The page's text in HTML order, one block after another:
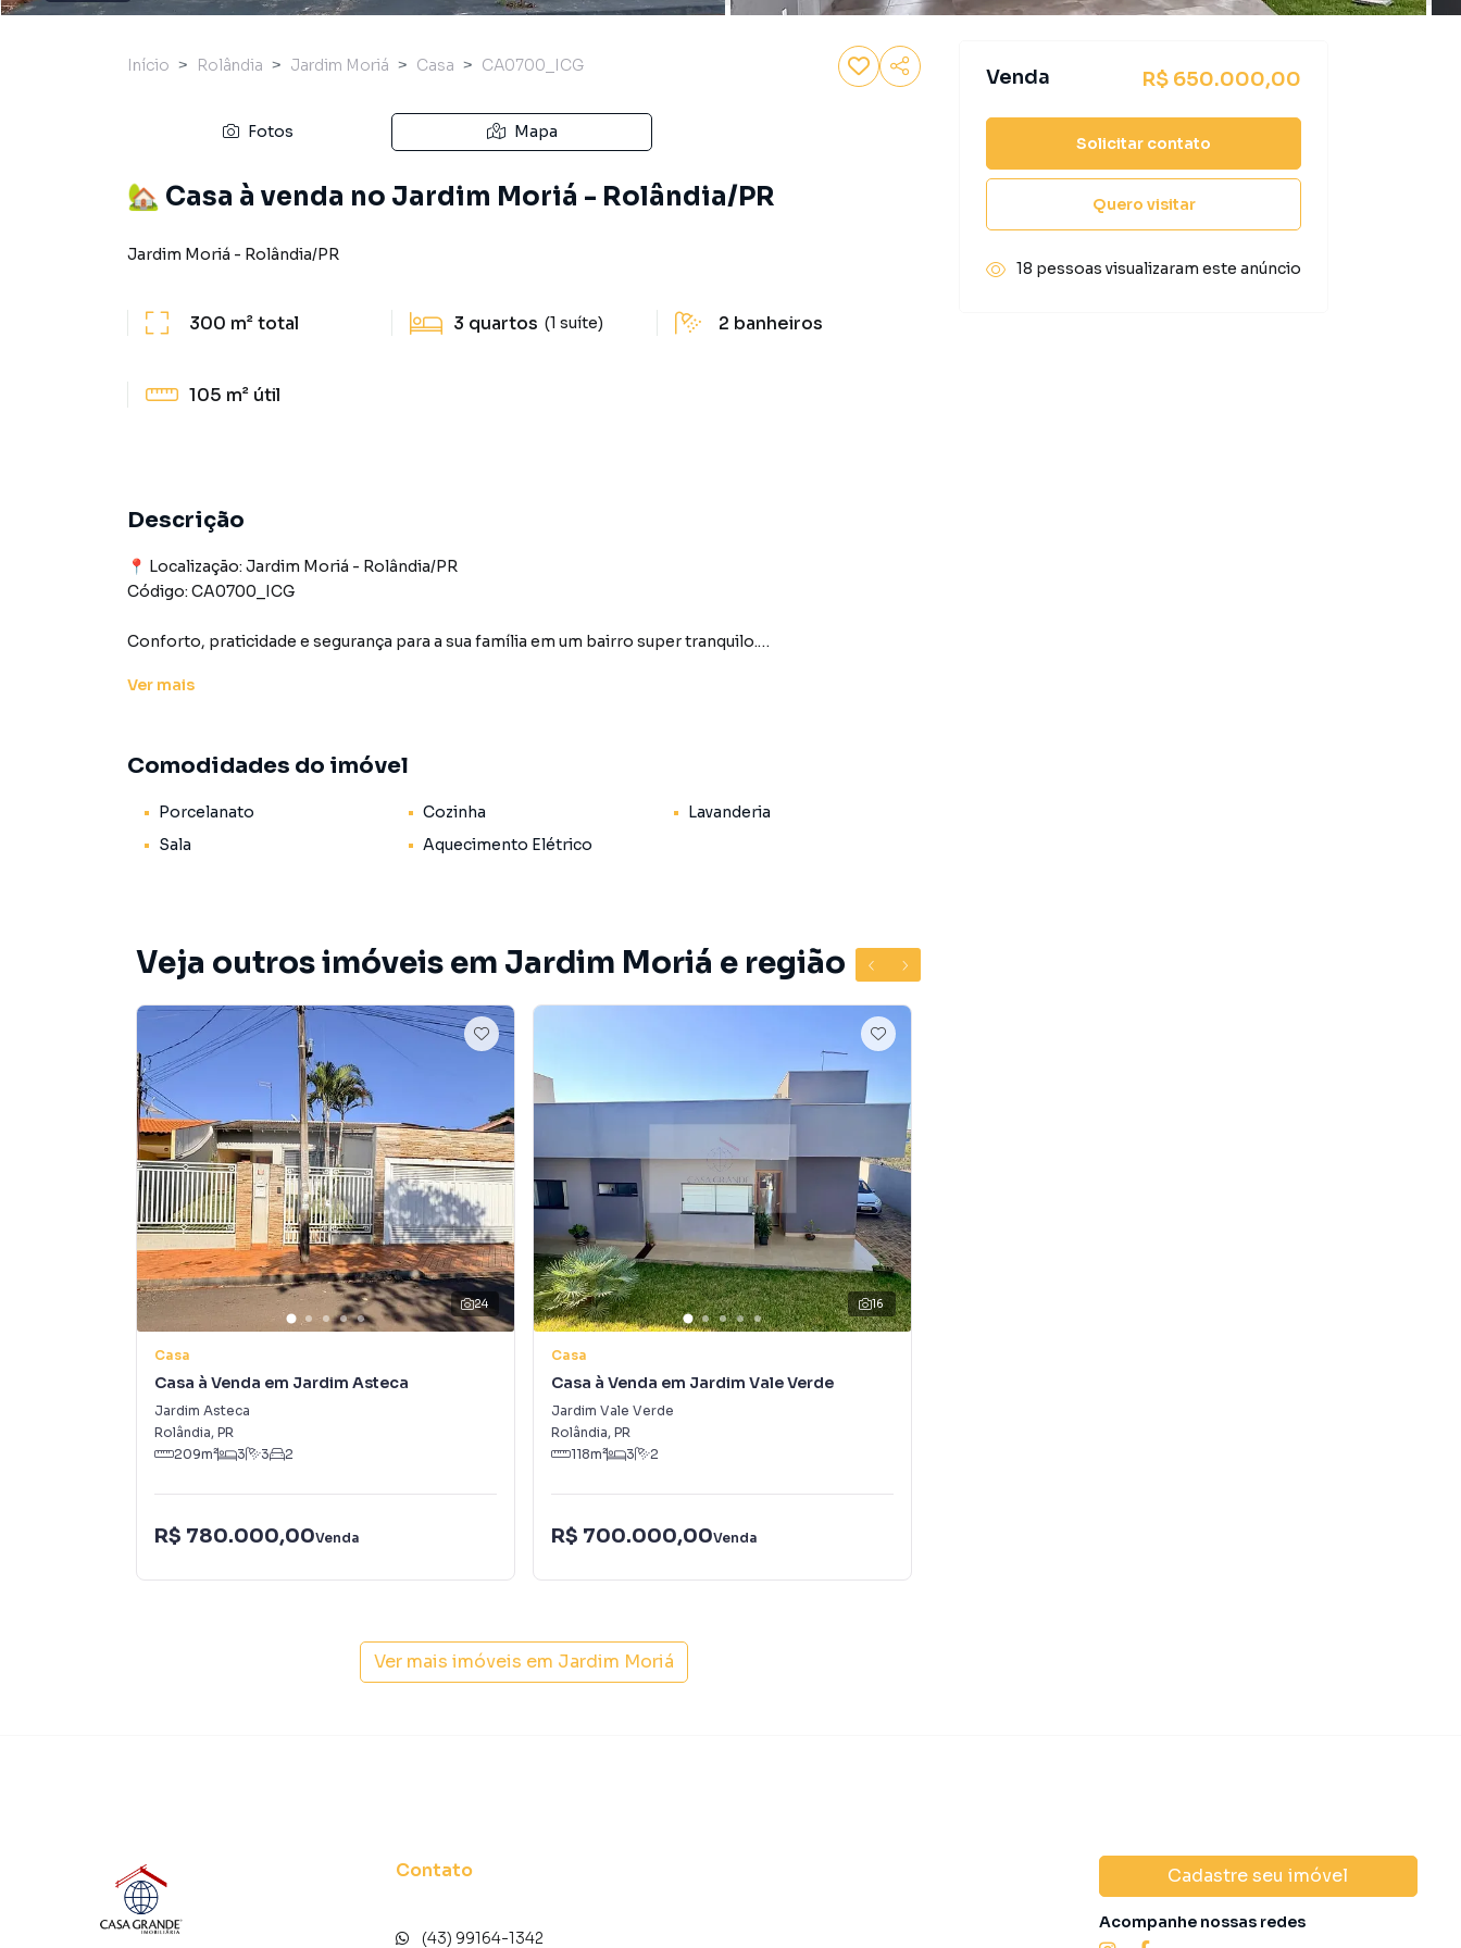
Início Rolândia Jardim Moriá Casa CA0700_ICG
Fotos Mapa
🏡 Casa à venda no Jardim Moriá - Rolândia/PR
Jardim Moriá - Rolândia/PR
300 m²total 3 quartos (1 suíte) 2 banheiros
105 m² útil
Descrição
📍 Localização: Jardim Moriá - Rolândia/PR
Código: CA0700_ICG
Conforto, praticidade e segurança para a sua família em um bairro super tranquilo.
ÁREA INTERNA:
– Cozinha
- Lavanderia
Terreno: 300m² / Construção: 105m²
📲 Agende sua visita pelo WhatsApp: (43) 99164-1342
Imobiliária Casa Grande - CRECI: 2185
Ver mais
Comodidades do imóvel
Porcelanato Cozinha
Lavanderia
Sala
Aquecimento Elétrico
Veja outros imóveis em Jardim Moriá e região
24
Casa
Casa à Venda em Jardim Asteca
Jardim Asteca
Rolândia, PR
209m² 3 3 2
R$ 780.000,00Venda
16
Casa
Casa à Venda em Jardim Vale Verde
Jardim Vale Verde
Rolândia, PR
118m² 3 2
R$ 700.000,00Venda
Ver mais imóveis em Jardim Moriá
Venda R$ 650.000,00
Solicitar contato
Quero visitar
18 pessoas visualizaram este anúncio
Contato
(43) 99164-1342
Cadastre seu imóvel
Acompanhe nossas redes